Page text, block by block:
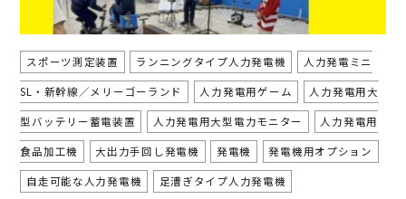
スポーツ測定装置 ランニングタイプ人力発電機 人力発電ミニ
SL・新幹線／メリーゴーランド 人力発電用ゲーム 人力発電用大
型バッテリー蓄電装置 人力発電用大型電力モニター 人力発電用
食品加工機 大出力手回し発電機 発電機 発電機用オプション
自走可能な人力発電機 足漕ぎタイプ人力発電機